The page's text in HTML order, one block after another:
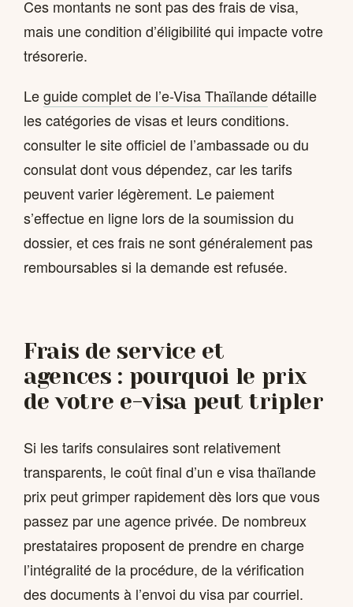
Ces montants ne sont pas des frais de visa,
mais une condition d’éligibilité qui impacte votre
trésorerie.
Leguide complet de l’e-Visa Thaïlandedétaille
les catégories de visas et leurs conditions.
consulter le site officiel de l’ambassade ou du
consulat dont vous dépendez, car les tarifs
peuvent varier légèrement. Le paiement
s’effectue en ligne lors de la soumission du
dossier, et ces frais ne sont généralement pas
remboursables si la demande est refusée.
Frais de service et
agences : pourquoi le prix
de votre e-visa peut tripler
Si les tarifs consulaires sont relativement
transparents, le coût final d’un e visa thaïlande
prix peut grimper rapidement dès lors que vous
passez par une agence privée. De nombreux
prestataires proposent de prendre en charge
l’intégralité de la procédure, de la vérification
des documents à l’envoi du visa par courriel.